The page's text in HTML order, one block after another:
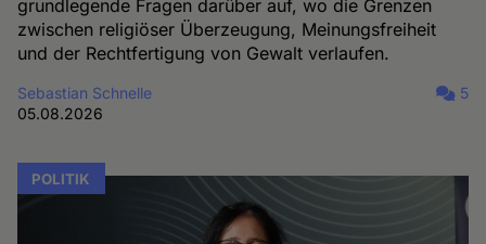
grundlegende Fragen darüber auf, wo die Grenzen
zwischen religiöser Überzeugung, Meinungsfreiheit
und der Rechtfertigung von Gewalt verlaufen.
Sebastian Schnelle
05.08.2026
5
POLITIK